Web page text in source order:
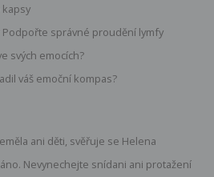
kapsy
správné proudění lymfy
svých emocích?
váš emoční kompas?
ani děti, svěřuje se Helena
Nevynechejte snídani ani protažení